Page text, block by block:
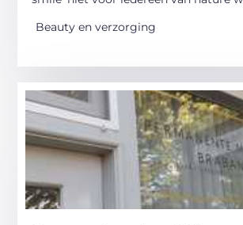
Beauty en verzorging